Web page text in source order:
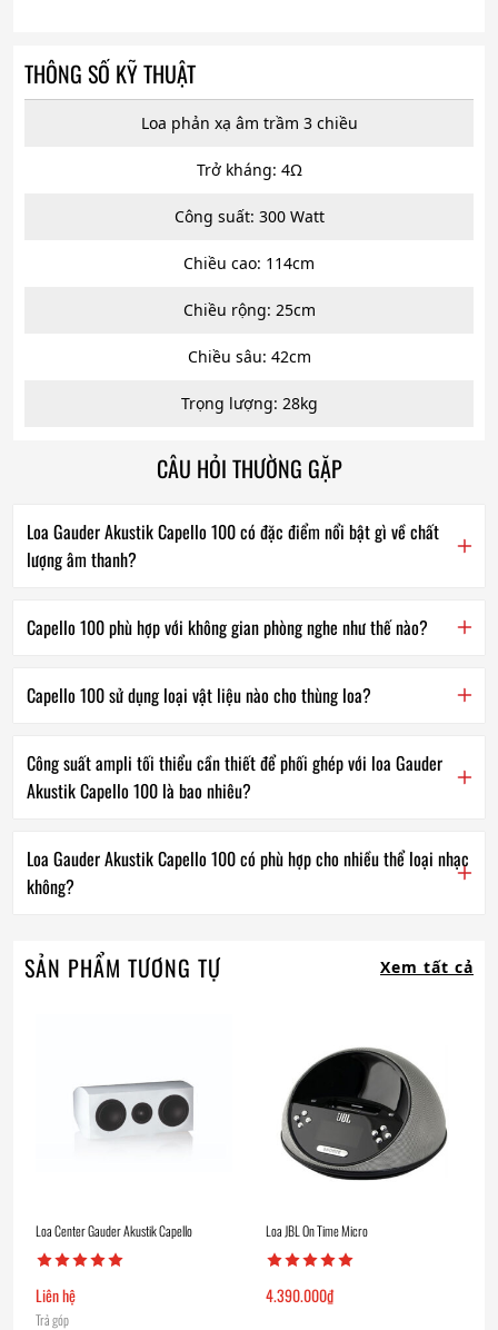
THÔNG SỐ KỸ THUẬT
Loa phản xạ âm trầm 3 chiều
Trở kháng: 4Ω
Công suất: 300 Watt
Chiều cao: 114cm
Chiều rộng: 25cm
Chiều sâu: 42cm
Trọng lượng: 28kg
CÂU HỎI THƯỜNG GẶP
Loa Gauder Akustik Capello 100 có đặc điểm nổi bật gì về chất
lượng âm thanh?
Capello 100 phù hợp với không gian phòng nghe như thế nào?
Capello 100 sử dụng loại vật liệu nào cho thùng loa?
Công suất ampli tối thiểu cần thiết để phối ghép với loa Gauder
Akustik Capello 100 là bao nhiêu?
Loa Gauder Akustik Capello 100 có phù hợp cho nhiều thể loại nhạc
không?
SẢN PHẨM TƯƠNG TỰ Xem tất cả
Loa Center Gauder Akustik Capello
Liên hệ
Trả góp
Loa JBL On Time Micro
4.390.000₫